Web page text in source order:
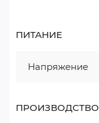
ПИТАНИЕ
Напряжение
ПРОИЗВОДСТВО